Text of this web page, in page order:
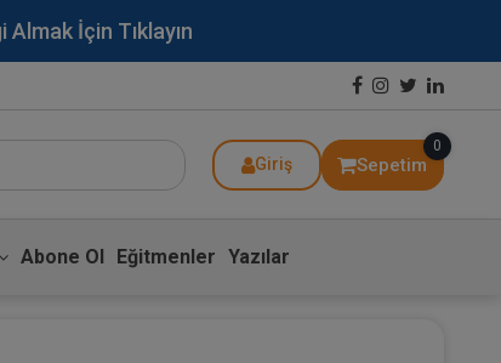
Almak İçin Tıklayın
Giriş Sepetim
0
Abone Ol Eğitmenler Yazılar